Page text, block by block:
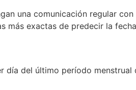
una comunicación regular
más exactas de predecir la
día del último período menstrual